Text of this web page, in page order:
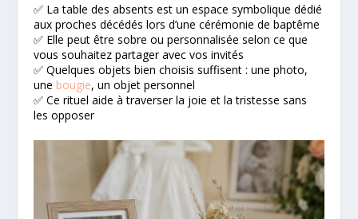
✅ La table des absents est un espace symbolique dédié
aux proches décédés lors d’une cérémonie de baptême
✅ Elle peut être sobre ou personnalisée selon ce que
vous souhaitez partager avec vos invités
✅ Quelques objets bien choisis suffisent : une photo,
une bougie, un objet personnel
✅ Ce rituel aide à traverser la joie et la tristesse sans
les opposer